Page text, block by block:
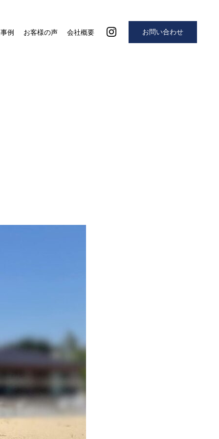
例 お客様の声 会社概要 お問い合わせ